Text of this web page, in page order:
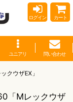
ログイン カート
ユニアリ 問い合わせ
クウザEX」
「Mレックウザ